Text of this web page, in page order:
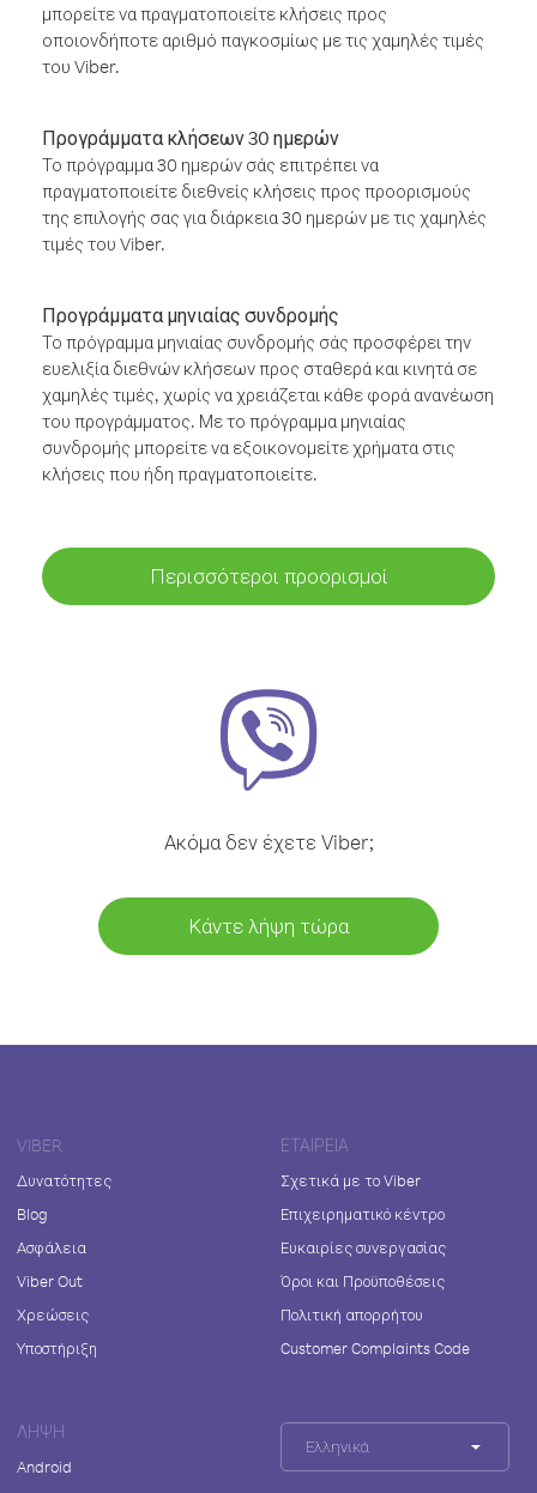
μπορείτε να πραγματοποιείτε κλήσεις προς
οποιονδήποτε αριθμό παγκοσμίως με τις χαμηλές τιμές
του Viber.
Προγράμματα κλήσεων 30 ημερών
Το πρόγραμμα 30 ημερών σάς επιτρέπει να
πραγματοποιείτε διεθνείς κλήσεις προς προορισμούς
της επιλογής σας για διάρκεια 30 ημερών με τις χαμηλές
τιμές του Viber.
Προγράμματα μηνιαίας συνδρομής
Το πρόγραμμα μηνιαίας συνδρομής σάς προσφέρει την
ευελιξία διεθνών κλήσεων προς σταθερά και κινητά σε
χαμηλές τιμές, χωρίς να χρειάζεται κάθε φορά ανανέωση
του προγράμματος. Με το πρόγραμμα μηνιαίας
συνδρομής μπορείτε να εξοικονομείτε χρήματα στις
κλήσεις που ήδη πραγματοποιείτε.
Περισσότεροι προορισμοί
Ακόμα δεν έχετε Viber;
Κάντε λήψη τώρα
VIBER
Δυνατότητες
Blog
Ασφάλεια
Viber Out
Χρεώσεις
Υποστήριξη
ΕΤΑΙΡΕΊΑ
Σχετικά με το Viber
Επιχειρηματικό κέντρο
Ευκαιρίες συνεργασίας
Όροι και Προϋποθέσεις
Πολιτική απορρήτου
Customer Complaints Code
ΛΉΨΗ
Android
Ελληνικά